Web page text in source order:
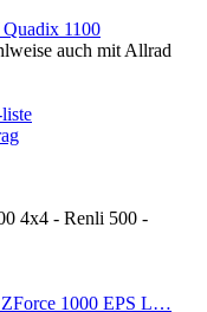
1100
auch mit Allrad
4x4 - Renli 500 -
1000 EPS L…